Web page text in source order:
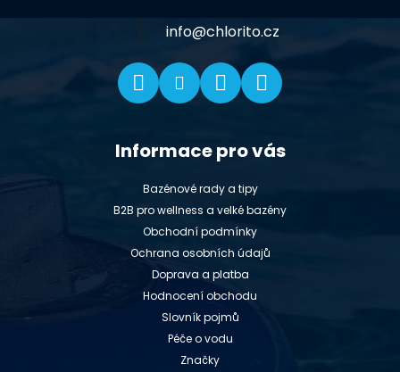
info@chlorito.cz
Informace pro vás
Bazénové rady a tipy
B2B pro wellness a velké bazény
Obchodní podmínky
Ochrana osobních údajů
Doprava a platba
Hodnocení obchodu
Slovník pojmů
Péče o vodu
Značky